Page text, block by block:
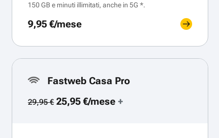
150 GB e minuti illimitati, anche in 5G *.
9,95 €/mese
Fastweb Casa Pro
29,95 €25,95 €/mese+